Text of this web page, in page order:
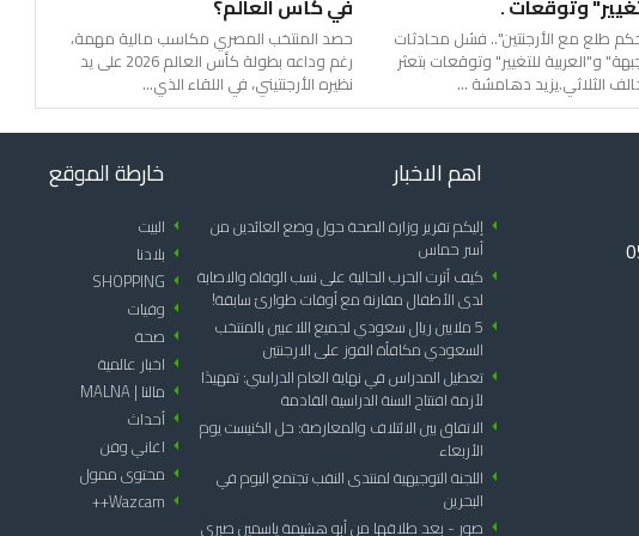
طلع مع الأرجنتين".. فشل محادثات
و"العربية للتغيير" وتوقعات بتعثر
الثلاثي.يزيد دهامشة ...
في كأس العالم؟
حصد المنتخب المصري مكاسب مالية مهمة،
رغم وداعه بطولة كأس العالم 2026 على يد
نظيره الأرجنتيني، في اللقاء الذي...
اهم الاخبار
arrow_left إليكم تقرير وزارة الصحة حول وضع العائدين من
أسر حماس
arrow_left كيف أثرت الحرب الحالية على نسب الوفاة والاصابة
لدى الأطفال مقارنة مع أوقات طوارئ سابقة!
arrow_left 5 ملايين ريال سعودي لجميع اللاعبين بالمنتخب
السعودي مكافأة الفوز على الارجنتين
arrow_left تعطيل المدراس في نهاية العام الدراسي: تمهيدًا
لأزمة افتتاح السنة الدراسية القادمة
arrow_left الاتفاق بين الائتلاف والمعارضة: حل الكنيست يوم
الأربعاء
arrow_left اللجنة التوجيهية لمنتدى النقب تجتمع اليوم في
البحرين
arrow_left صور - بعد طلاقها من أبو هشيمة ياسمين صبري
خارطة الموقع
arrow_left البيت
arrow_left بلادنا
arrow_left
SHOPPING
arrow_left وفيات
arrow_left صحة
arrow_left اخبار عالمية
arrow_left مالنا | MALNA
arrow_leftأحداث
arrow_left اغاني وفن
arrow_left محتوى ممول
arrow_left
Wazcam++